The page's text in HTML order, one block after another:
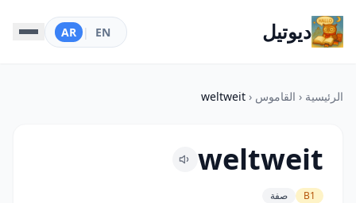
ديوتيل EN
|
AR
الرئيسية ‹ القاموس ‹
weltweit
weltweit
B1 صفة